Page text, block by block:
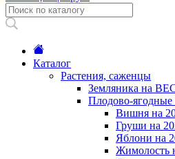
Каталог
Растения, саженцы
Земляника на
Плодово-ягодные
Вишня на
Груши на
Яблони на
Жимолость